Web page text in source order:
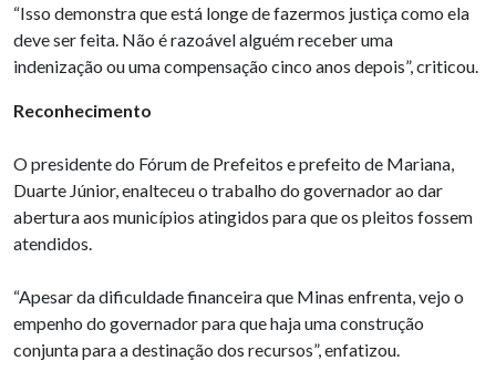
“Isso demonstra que está longe de fazermos justiça como ela
deve ser feita. Não é razoável alguém receber uma
indenização ou uma compensação cinco anos depois”, criticou.
Reconhecimento
O presidente do Fórum de Prefeitos e prefeito de Mariana,
Duarte Júnior, enalteceu o trabalho do governador ao dar
abertura aos municípios atingidos para que os pleitos fossem
atendidos.
“Apesar da dificuldade financeira que Minas enfrenta, vejo o
empenho do governador para que haja uma construção
conjunta para a destinação dos recursos”, enfatizou.